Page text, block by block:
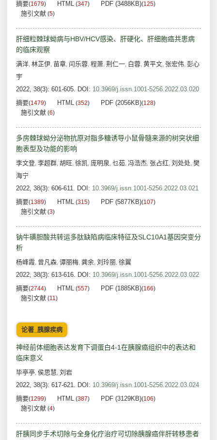
摘要(1679) HTML (347) PDF (3488KB)(125)
施引文献 (5)
肝细粒棘球蚴病与HBV/HCV感染、肝硬化、肝细胞癌共患病
的临床观察
满洋, 林芷伊, 苗章, 闫乐蓉, 程萧, 荆仁一, 白蓉, 黄平文, 张宏伟, 彭心
宇
2022, 38(3): 601-605. DOI: 10.3969/j.issn.1001-5256.2022.03.020
摘要(1479) HTML (352) PDF (2056KB)(128)
施引文献 (6)
多房棘球蚴分泌物抗原对脂多糖诱导小鼠骨髓来源的树突状细
胞表型及功能的影响
李文登, 李超群, 胡旺, 徐凯, 庞明泉, 乜茹, 冯浩杰, 张占红, 刘处处, 樊
海宁
2022, 38(3): 606-611. DOI: 10.3969/j.issn.1001-5256.2022.03.021
摘要(1389) HTML (315) PDF (5877KB)(107)
施引文献 (3)
钠牛磺胆酸共转运多肽缺陷病临床特征及SLC10A1基因突变分
析
杨峰霞, 曾凡森, 谭丽梅, 龚余, 刘玲丽, 徐翼
2022, 38(3): 613-616. DOI: 10.3969/j.issn.1001-5256.2022.03.022
摘要(2744) HTML (557) PDF (1885KB)(166)
施引文献 (11)
论著_胰腺疾病
神经前体细胞表达发育下调蛋白4-1在胰腺癌组织中的表达和
临床意义
毕亭亭, 侯思慧, 刘岩
2022, 38(3): 617-621. DOI: 10.3969/j.issn.1001-5256.2022.03.024
摘要(1299) HTML (387) PDF (3129KB)(106)
施引文献 (4)
肝胰同步手术切除与全身化疗治疗可切除胰腺癌伴肝转移患者